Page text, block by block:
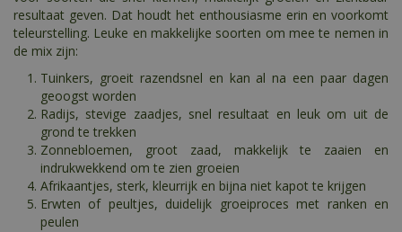
resultaat geven. Dat houdt het enthousiasme erin en voorkomt
teleurstelling. Leuke en makkelijke soorten om mee te nemen in
de mix zijn:
Tuinkers, groeit razendsnel en kan al na een paar dagen
geoogst worden
Radijs, stevige zaadjes, snel resultaat en leuk om uit de
grond te trekken
Zonnebloemen, groot zaad, makkelijk te zaaien en
indrukwekkend om te zien groeien
Afrikaantjes, sterk, kleurrijk en bijna niet kapot te krijgen
Erwten of peultjes, duidelijk groeiproces met ranken en
peulen